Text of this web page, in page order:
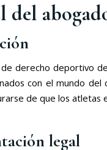
del
derecho deportivo
con el mundo
de que los atletas
legal